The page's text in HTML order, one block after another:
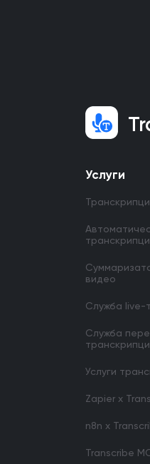
Услуги
видео
Служба live-
Служба
Услуги
Zapier x
n8n x
Transcribe